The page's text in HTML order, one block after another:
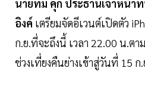
นายทิม คุก ประธานเจ้าหน้า
อิงค์ เตรียมจัดอีเวนต์เปิดตัว
ก.ย.ที่จะถึงนี้ เวลา 22.00 น.ต
ช่วงเที่ยงคืนย่างเข้าสู่วันที่ 15 ก